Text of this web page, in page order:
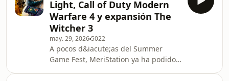
as&iacute; que conectamos con
Estados Unidos para que nos cuente
sus sensaciones in situ. Hacemos la
tradicional previa, repasamos los
juegos que se han rumoreado y los
anuncios que nos gustar&iacute;a ver
durante el evento. Algunas sorpres
Light, Call of Duty Modern
Warfare 4 y expansión The
Witcher 3
may. 29, 2026 5022
A pocos d&iacute;as del Summer
Game Fest, MeriStation ya ha podido